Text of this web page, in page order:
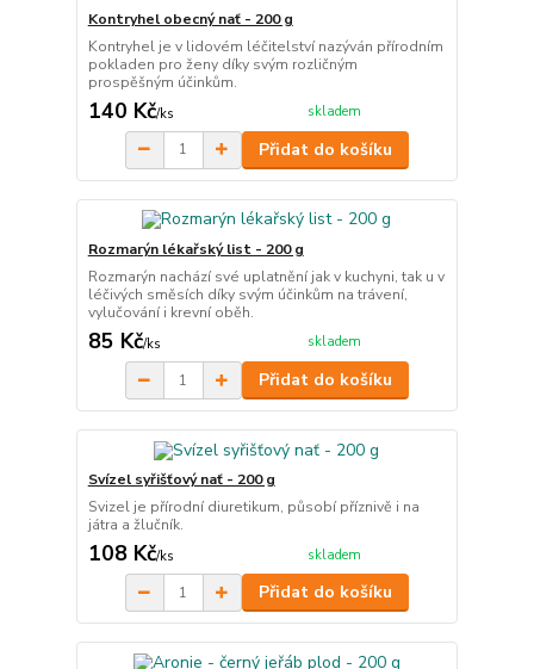
Kontryhel obecný nať - 200 g
Kontryhel je v lidovém léčitelství nazýván přírodním
pokladen pro ženy díky svým rozličným
prospěšným účinkům.
140 Kč/ks skladem
Přidat do košíku
Rozmarýn lékařský list - 200 g
Rozmarýn nachází své uplatnění jak v kuchyni, tak u v
léčivých směsích díky svým účinkům na trávení,
vylučování i krevní oběh.
85 Kč/ks skladem
Přidat do košíku
Svízel syřišťový nať - 200 g
Svizel je přírodní diuretikum, působí příznivě i na
játra a žlučník.
108 Kč/ks skladem
Přidat do košíku